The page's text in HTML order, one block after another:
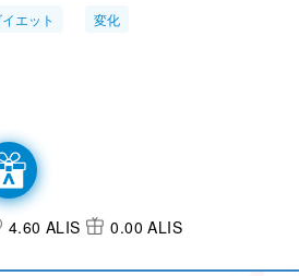
エット 変化
4.60 ALIS 0.00 ALIS